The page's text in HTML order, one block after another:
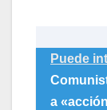
Puede
a